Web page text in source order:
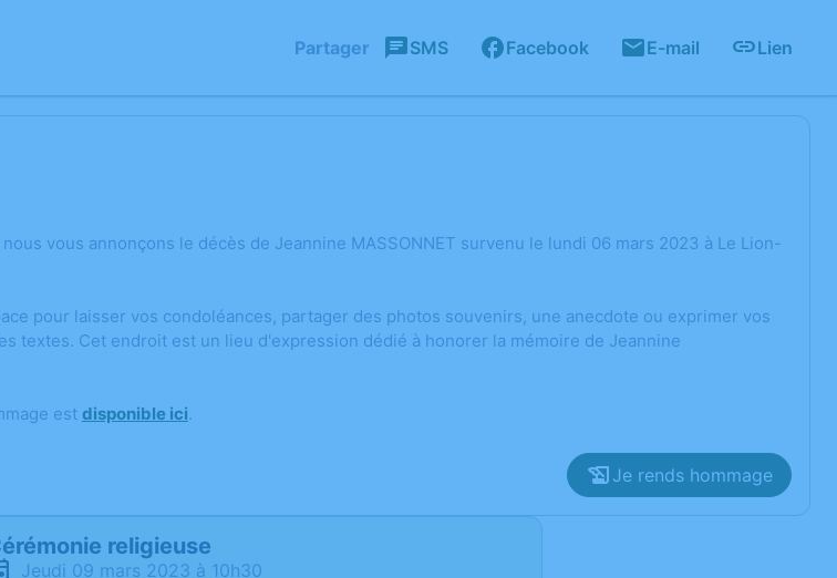
Partager SMS Facebook E-mail Lien
vous annonçons le décès de Jeannine MASSONNET survenu le lundi 06 mars 2023 à Le Lion-
pour laisser vos condoléances, partager des photos souvenirs, une anecdote ou exprimer vos
textes. Cet endroit est un lieu d'expression dédié à honorer la mémoire de Jeannine
est disponible ici.
Je rends hommage
religieuse
jeudi 09 mars 2023 à 10h30